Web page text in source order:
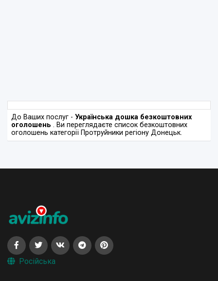
До Ваших послуг - Українська дошка безкоштовних
оголошень . Ви переглядаєте список безкоштовних
оголошень категорії Протруйники регіону Донецьк.
Російська